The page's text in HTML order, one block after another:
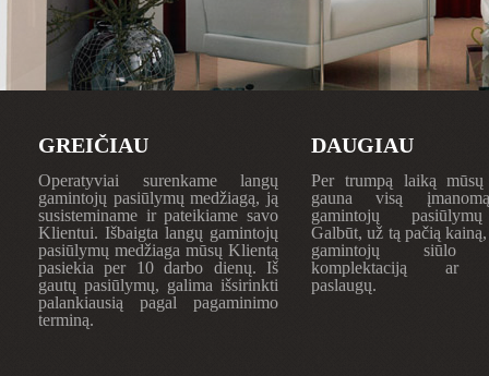
GREIČIAU
Operatyviai surenkame langų
gamintojų pasiūlymų medžiagą, ją
susisteminame ir pateikiame savo
Klientui. Išbaigta langų gamintojų
pasiūlymų medžiaga mūsų Klientą
pasiekia per 10 darbo dienų. Iš
gautų pasiūlymų, galima išsirinkti
palankiausią pagal pagaminimo
terminą.
DAUGIAU
Per trumpą laiką mūsų
gauna visą
gamintojų
Galbūt, už tą pačią
gamintojų siūlo
komplektaciją ar
paslaugų.